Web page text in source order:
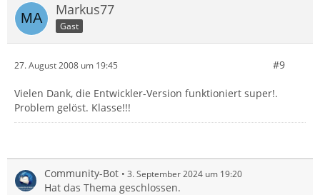
Markus77
Gast
27. August 2008 um 19:45 #9
Vielen Dank, die Entwickler-Version funktioniert super!.
Problem gelöst. Klasse!!!
Community-Bot 3. September 2024 um 19:20
Hat das Thema geschlossen.